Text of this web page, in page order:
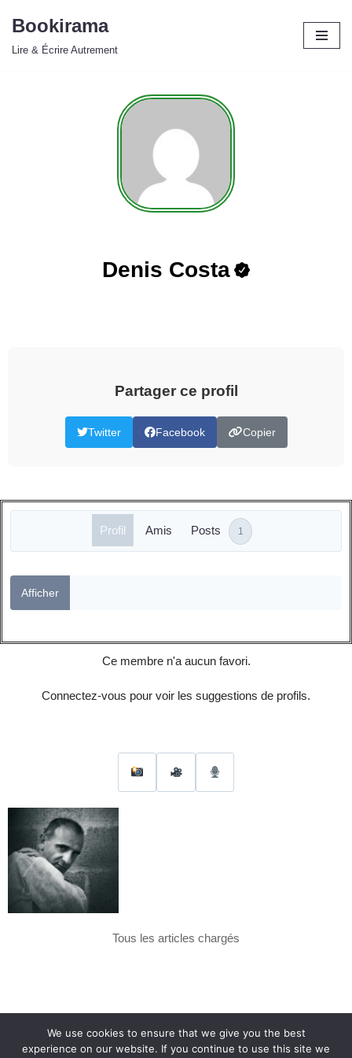
Bookirama
Lire & Écrire Autrement
Denis Costa
Partager ce profil
Twitter Facebook Copier
Profil Amis Posts 1
Afficher
Ce membre n'a aucun favori.
Connectez-vous pour voir les suggestions de profils.
Tous les articles chargés
We use cookies to ensure that we give you the best
experience on our website. If you continue to use this site we